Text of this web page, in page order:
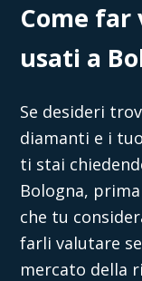
Come
usati a
Se desideri
diamanti e i
ti stai
Bologna,
che tu
farli valutare
mercato della